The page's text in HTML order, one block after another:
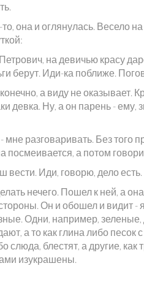
она и оглянулась. Весело
на девичью красу
берут. Иди-ка поближе.
а виду не оказывает.
девка. Ну, а он парень - ему,
мне разговаривать. Без того
посмеивается, а потом
вести. Иди, говорю, дело есть.
нечего. Пошел к ней, а
Он и обошел и видит -
Одни, например, зеленые,
а то как глина либо песок
слюда, блестят, а другие, как
изукрашены.